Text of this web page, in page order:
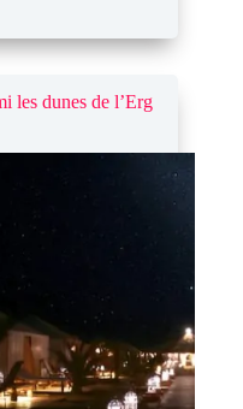
les dunes de l’Erg